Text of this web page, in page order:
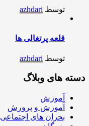
توسط azhdari
قلعه پرتغالی ها
توسط azhdari
دسته های وبلاگ
آموزش
آموزش و پرورش
بحران های اجتماعی